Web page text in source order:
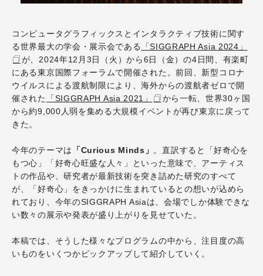
コンピュータグラフィックスとインタラクティブ技術に関す
る世界最大の学会・展示会である
「SIGGRAPH Asia 2024」
が、2024年12月3日（火）から6日（金）の4日間、有楽町
にある東京国際フォーラムで開催された。前回、新型コロナ
ウイルスによる渡航制限により、海外からの渡航者ゼロで開
催された
「SIGGRAPH Asia 2021」
から一転、世界30ヶ国
から約9,000人弱を集める大規模イベントが再び東京に戻って
きた。
今年のテーマは 「Curious Minds」 。直訳すると「好奇心を
もつ心」「好奇心旺盛な人々」といった意味で、アーティス
トの作品や、研究者が最新技術を突き詰めた研究のすべて
が、「好奇心」をきっかけに生まれているとの想いが込めら
れており、今年のSIGGRAPH Asiaは、会場でしか体験できな
い数々の展示や発表が盛り上がりを見せていた。
本稿では、そうした様々なプログラムの中から、注目度の高
いものをいくつかピックアップして紹介していく。